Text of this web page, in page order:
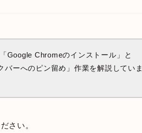
Google Chromeのインストール」と
バーへのピン留め」作業を解説していま
さい。